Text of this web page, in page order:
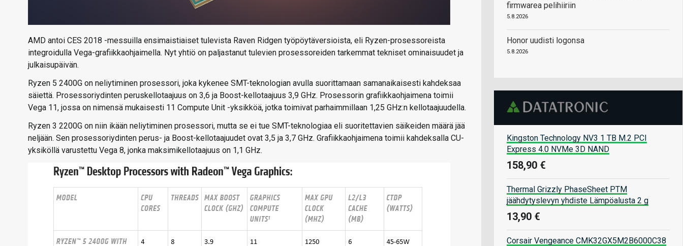
AMD antoi CES 2018 -messuilla ensimaistiaiset tulevista Raven Ridgen työpöytäversioista, eli Ryzen-prosessoreista
integroidulla Vega-grafiikkaohjaimella. Nyt yhtiö on paljastanut tulevien prosessoreiden tarkemmat tekniset ominaisuudet ja
julkaisupäivän.
Ryzen 5 2400G on neliytiminen prosessori, joka kykenee SMT-teknologian avulla suorittamaan samanaikaisesti kahdeksaa
säiettä. Prosessoriydinten peruskellotaajuus on 3,6 ja Boost-kellotaajuus 3,9 GHz. Prosessorin grafiikkaohjaimena toimii
Vega 11, jossa on nimensä mukaisesti 11 Compute Unit -yksikköä, jotka toimivat parhaimmillaan 1,25 GHz:n kellotaajuudella.
Ryzen 3 2200G on niin ikään neliytiminen prosessori, mutta se ei tue SMT-teknologiaa eli suoritettavien säikeiden määrä jää
neljään. Sen prosessoriydinten perus- ja Boost-kellotaajuudet ovat 3,5 ja 3,7 GHz. Grafiikkaohjaimena toimii kahdeksalla CU-
yksiköllä varustettu Vega 8, jonka maksimikellotaajuus on 1,1 GHz.
firmwarea pelihiiriin
5.8.2026
Honor uudisti logonsa
5.8.2026
Kingston Technology NV3 1 TB M.2 PCI
Express 4.0 NVMe 3D NAND
158,90 €
Thermal Grizzly PhaseSheet PTM
jäähdytyslevyn yhdiste Lämpöalusta 2 g
13,90 €
Corsair Vengeance CMK32GX5M2B6000C38